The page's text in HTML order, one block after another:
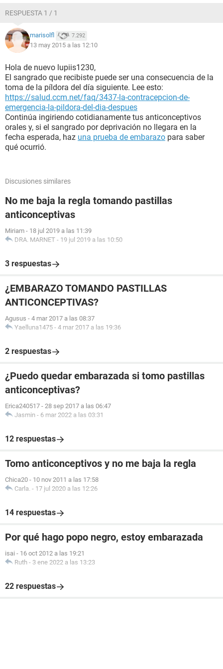
RESPUESTA 1 / 1
marisolfl 7.292
13 may 2015 a las 12:10
Hola de nuevo lupiis1230,
El sangrado que recibiste puede ser una consecuencia de la
toma de la píldora del día siguiente. Lee esto:
https://salud.ccm.net/faq/3437-la-contracepcion-de-
emergencia-la-pildora-del-dia-despues
Continúa ingiriendo cotidianamente tus anticonceptivos
orales y, si el sangrado por deprivación no llegara en la
fecha esperada, haz una prueba de embarazo para saber
qué ocurrió.
Discusiones similares
No me baja la regla tomando pastillas
anticonceptivas
Miriam - 18 jul 2019 a las 11:39
DRA. MARNET - 19 jul 2019 a las 10:50
3 respuestas
¿EMBARAZO TOMANDO PASTILLAS
ANTICONCEPTIVAS?
Agusus - 4 mar 2017 a las 08:37
Yaelluna1475 - 4 mar 2017 a las 19:36
2 respuestas
¿Puedo quedar embarazada si tomo pastillas
anticonceptivas?
Erica240517 - 28 sep 2017 a las 06:47
Jasmin - 6 mar 2022 a las 03:31
12 respuestas
Tomo anticonceptivos y no me baja la regla
Chica20 - 10 nov 2011 a las 17:58
Carla. - 17 jul 2020 a las 12:26
14 respuestas
Por qué hago popo negro, estoy embarazada
isai - 16 oct 2012 a las 19:21
Ruth - 3 ene 2022 a las 13:23
22 respuestas